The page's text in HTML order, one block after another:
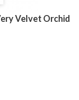
Velvet Orchid